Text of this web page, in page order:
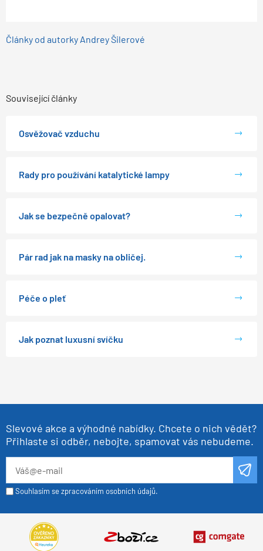
Články od autorky Andrey Šilerové
Související články
Osvěžovač vzduchu
Rady pro používání katalytické lampy
Jak se bezpečně opalovat?
Pár rad jak na masky na obličej.
Péče o pleť
Jak poznat luxusní svíčku
Slevové akce a výhodné nabídky. Chcete o nich vědět?
Přihlaste si odběr, nebojte, spamovat vás nebudeme.
Souhlasím se zpracováním osobních údajů.